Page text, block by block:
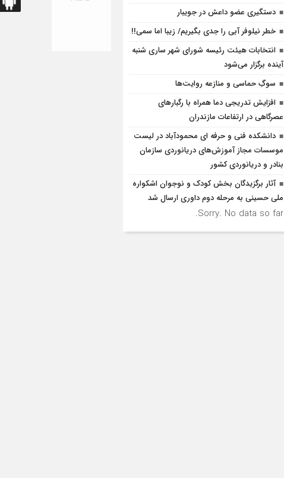
دستگیری عضو داعش در جویبار
خطر نیلوفر آبی را جدی بگیریم/ زیبا اما سمی!!
انتخابات هیئت رئیسه شورای شهر ساری شنبه
آینده برگزار می‌شود
سوگِ حماسی و منازعه روایت‌ها
افزایش تدریجی دما همراه با رگبارهای
عصرگاهی در ارتفاعات مازندران
دانشکده فنی و حرفه ای محمودآباد در لیست
موسسات مجاز آموزش‌های دریانوردی سازمان
بنادر و دریانوردی کشور
آثار برگزیدگان بخش کودک و نوجوان اشکواره
ملی حسینی به مرحله دوم داوری ارسال شد
Sorry. No data so far.